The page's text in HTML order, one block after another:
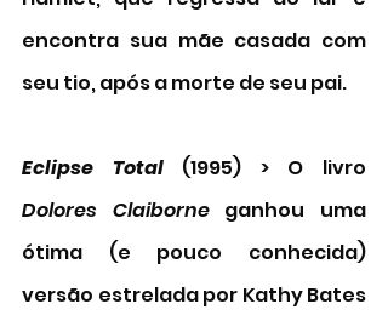
encontra sua mãe casada com
seu tio, após a morte de seu pai.
Eclipse Total
Dolores Claiborne ganhou uma
ótima (e pouco conhecida)
versão estrelada por Kathy Bates